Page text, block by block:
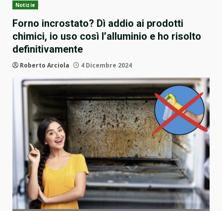
Notizie
Forno incrostato? Dì addio ai prodotti
chimici, io uso così l’alluminio e ho risolto
definitivamente
Roberto Arciola 4 Dicembre 2024